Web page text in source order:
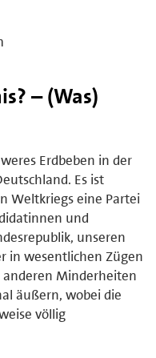
– (Was)
Erdbeben in der
Es ist
Weltkriegs eine Partei
und
unseren
in wesentlichen Zügen
Minderheiten
äußern, wobei die
völlig